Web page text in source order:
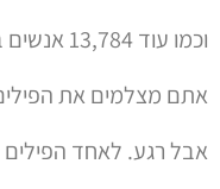
וכמו עוד 13,784 אנשים באותו היום,
אתם מצלמים את הפילים
אבל רגע. לאחד